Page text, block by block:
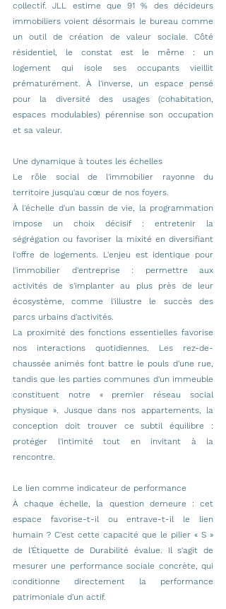
collectif. JLL estime que 91 % des décideurs
immobiliers voient désormais le bureau comme
un outil de création de valeur sociale. Côté
résidentiel, le constat est le même : un
logement qui isole ses occupants vieillit
prématurément. À l'inverse, un espace pensé
pour la diversité des usages (cohabitation,
espaces modulables) pérennise son occupation
et sa valeur.
Une dynamique à toutes les échelles
Le rôle social de l'immobilier rayonne du
territoire jusqu'au cœur de nos foyers.
À l'échelle d'un bassin de vie, la programmation
impose un choix décisif : entretenir la
ségrégation ou favoriser la mixité en diversifiant
l'offre de logements. L'enjeu est identique pour
l'immobilier d'entreprise : permettre aux
activités de s'implanter au plus près de leur
écosystème, comme l'illustre le succès des
parcs urbains d'activités.
La proximité des fonctions essentielles favorise
nos interactions quotidiennes. Les rez-de-
chaussée animés font battre le pouls d'une rue,
tandis que les parties communes d'un immeuble
constituent notre « premier réseau social
physique ». Jusque dans nos appartements, la
conception doit trouver ce subtil équilibre :
protéger l'intimité tout en invitant à la
rencontre.
Le lien comme indicateur de performance
À chaque échelle, la question demeure : cet
espace favorise-t-il ou entrave-t-il le lien
humain ? C'est cette capacité que le pilier « S »
de l'Étiquette de Durabilité évalue. Il s'agit de
mesurer une performance sociale concrète, qui
conditionne directement la performance
patrimoniale d'un actif.